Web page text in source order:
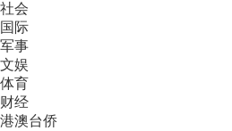
社会
国际
军事
文娱
体育
财经
港澳台侨